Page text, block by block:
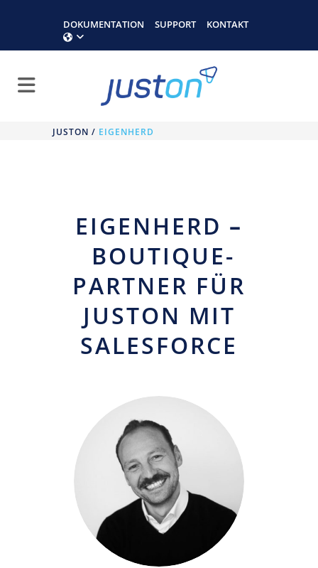
DOKUMENTATION SUPPORT KONTAKT
JUSTON / EIGENHERD
EIGENHERD –
BOUTIQUE-
PARTNER FÜR
JUSTON MIT
SALESFORCE